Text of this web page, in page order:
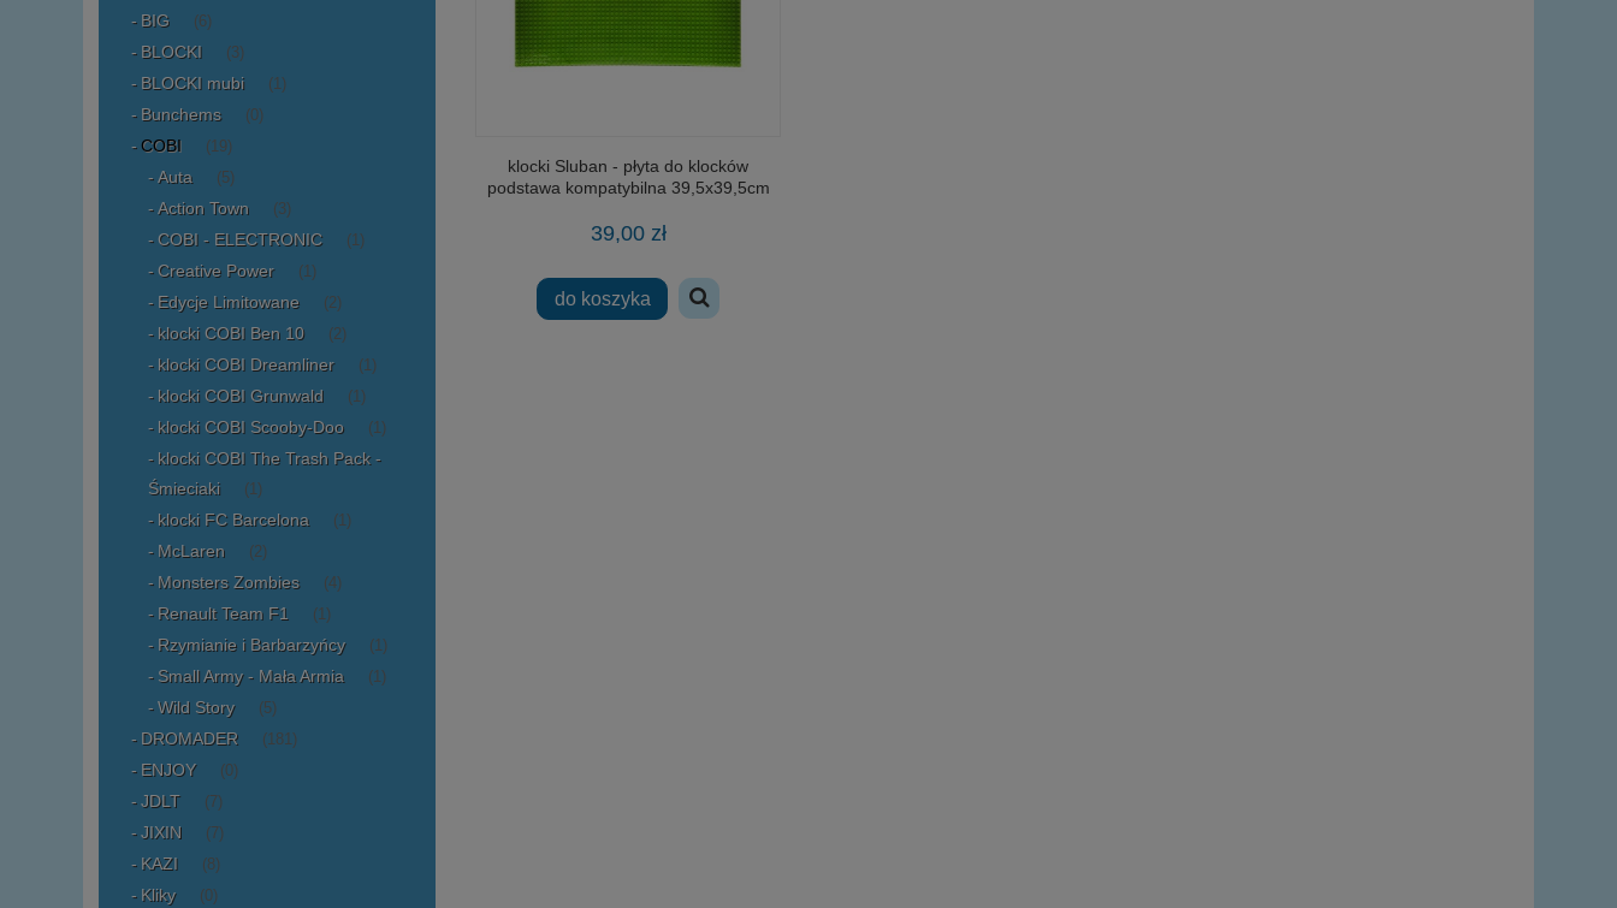
BIG (6)
BLOCKI (3)
BLOCKI mubi (1)
Bunchems (0)
COBI (19)
Auta (5)
Action Town (3)
COBI - ELECTRONIC (1)
Creative Power (1)
Edycje Limitowane (2)
klocki COBI Ben 10 (2)
klocki COBI Dreamliner (1)
klocki COBI Grunwald (1)
klocki COBI Scooby-Doo (1)
klocki COBI The Trash Pack -
Śmieciaki
(1)
klocki FC Barcelona (1)
McLaren (2)
Monsters Zombies (4)
Renault Team F1 (1)
Rzymianie i Barbarzyńcy (1)
Small Army - Mała Armia (1)
Wild Story (5)
DROMADER (181)
ENJOY (0)
JDLT (7)
JIXIN (7)
KAZI (8)
Kliky (0)
klocki Sluban - płyta do klocków
podstawa kompatybilna 39,5x39,5cm
39,00 zł
do koszyka